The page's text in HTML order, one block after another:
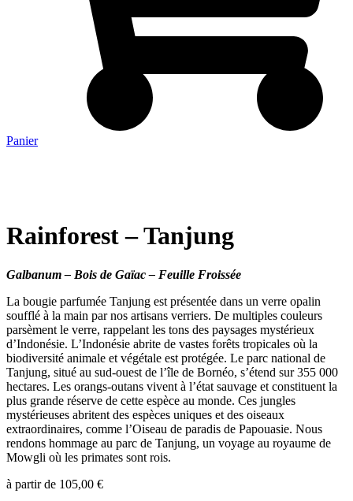
Panier
Rainforest – Tanjung
Galbanum – Bois de Gaïac – Feuille Froissée
La bougie parfumée Tanjung est présentée dans un verre opalin
soufflé à la main par nos artisans verriers. De multiples couleurs
parsèment le verre, rappelant les tons des paysages mystérieux
d’Indonésie. L’Indonésie abrite de vastes forêts tropicales où la
biodiversité animale et végétale est protégée. Le parc national de
Tanjung, situé au sud-ouest de l’île de Bornéo, s’étend sur 355 000
hectares. Les orangs-outans vivent à l’état sauvage et constituent la
plus grande réserve de cette espèce au monde. Ces jungles
mystérieuses abritent des espèces uniques et des oiseaux
extraordinaires, comme l’Oiseau de paradis de Papouasie. Nous
rendons hommage au parc de Tanjung, un voyage au royaume de
Mowgli où les primates sont rois.
à partir de 105,00 €